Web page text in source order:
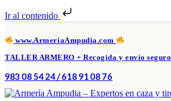
Ir al contenido
www.ArmeriaAmpudia.com
TALLER ARMERO + Recogida y envío seguro
983 08 54 24 / 618 91 08 76